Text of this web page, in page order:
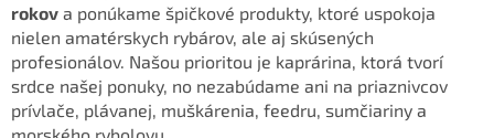
rokov a ponúkame špičkové produkty, ktoré uspokoja
nielen amatérskych rybárov, ale aj skúsených
profesionálov. Našou prioritou je kaprárina, ktorá tvorí
srdce našej ponuky, no nezabúdame ani na priaznivcov
prívlače, plávanej, muškárenia, feedru, sumčiariny a